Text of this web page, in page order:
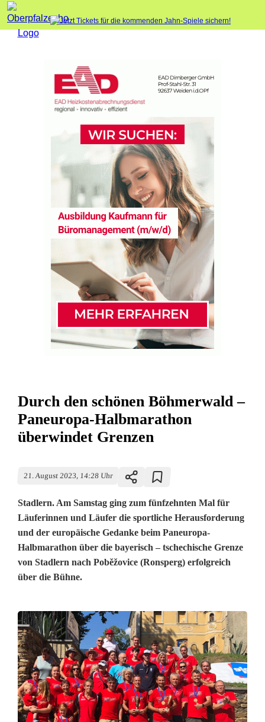
Durch den schönen Böhmerwald –
Paneuropa-Halbmarathon
überwindet Grenzen
21. August 2023, 14:28 Uhr
Stadlern. Am Samstag ging zum fünfzehnten Mal für
Läuferinnen und Läufer die sportliche Herausforderung
und der europäische Gedanke beim Paneuropa-
Halbmarathon über die bayerisch – tschechische Grenze
von Stadlern nach Poběžovice (Ronsperg) erfolgreich
über die Bühne.
D
u
r
c
h